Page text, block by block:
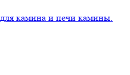
камина и печи камины.